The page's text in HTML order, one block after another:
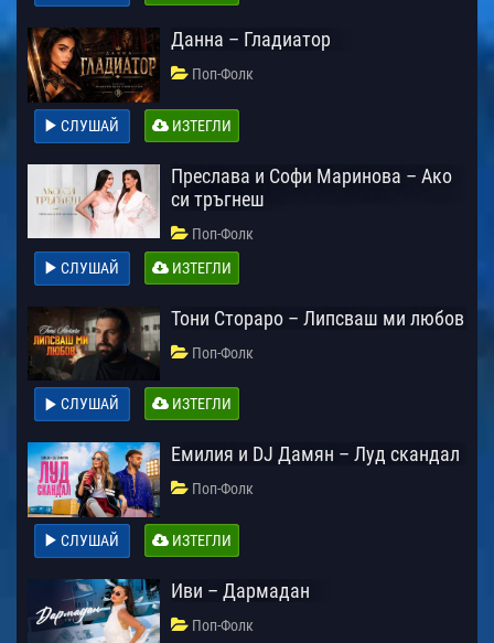
Данна – Гладиатор
Поп-Фолк
СЛУШАЙ ИЗТЕГЛИ
Преслава и Софи Маринова – Ако
си тръгнеш
Поп-Фолк
СЛУШАЙ
ИЗТЕГЛИ
Тони Стораро – Липсваш ми любов
Поп-Фолк
СЛУШАЙ ИЗТЕГЛИ
Емилия и DJ Дамян – Луд скандал
Поп-Фолк
СЛУШАЙ ИЗТЕГЛИ
Иви – Дармадан
Поп-Фолк